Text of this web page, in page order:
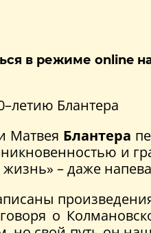
в режиме online
Блантера
Матвея Блантера
и
– даже
о